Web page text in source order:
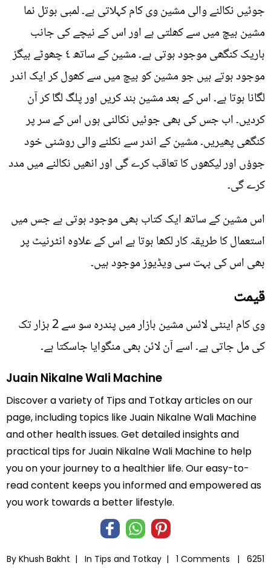
جوئیں نکالنے والی مشین وی کام کہلاتی ہے۔ لمبی بوتل نما
مشین بیچ میں سے کھلتی ہے اور اس کے نیچے کی جانب
باریک کنگھی موجود ہوتی ہے۔ مشین کے ساتھ ٤ چھوٹے بیگز
موجود ہوتے ہیں جو مشین کو بیچ میں سے کھول کر ایک اندر
لگانا ہوتا ہے۔ اس کے بعد مشین بند کریں اور پلگ لگا کر آن
کردیں۔ اب جس کی بھی جوئیں نکالنی ہوں اس کے سر پر
کنگھی پھیریں۔ مشین کے اندر سے نکلنے والی روشنی خود
جوؤں اور لیکھوں کا تعاقب کرے گی اور انھیں نکالنے میں مدد
کرے گی۔
اس مشین کے ساتھ ایک کتاب بھی موجود ہوتی ہے جس میں
استعمال کا طریقہ کار لکھا ہوتا ہے اس کے علاوہ انٹرنیٹ پر
بھی اس کی بہت سی ویڈیوز موجود ہیں۔
قیمت
وی کام اینٹی لائس مشین بازار میں پندرہ سو سے 2 ہزار تک
کی مل جاتی ہے۔ اسے آن لائن بھی منگوایا جاسکتا ہے۔
Juain Nikalne Wali Machine
Discover a variety of Tips and Totkay articles on our
page, including topics like Juain Nikalne Wali Machine
and other health issues. Get detailed insights and
practical tips for Juain Nikalne Wali Machine to help
you on your journey to a healthier life. Our easy-to-
read content keeps you informed and empowered as
you work towards a better lifestyle.
By Khush Bakht | In Tips and Totkay | 1 Comments |
6251